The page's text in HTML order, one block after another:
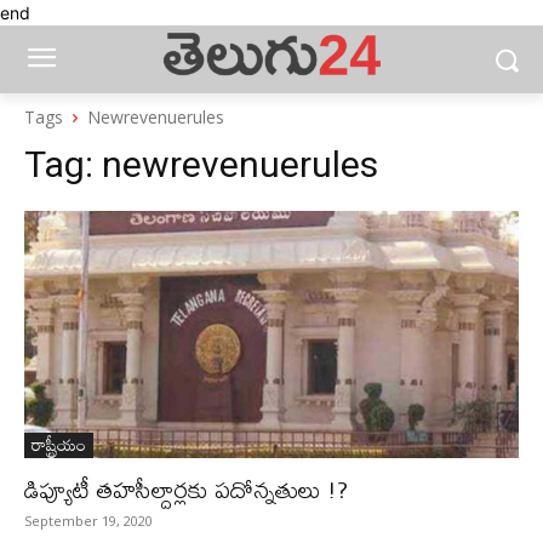
end
Tags Newrevenuerules
Tag: newrevenuerules
రాష్ట్రీయం
డిప్యూటీ తహసీల్దార్లకు పదోన్నతులు !?
September 19, 2020